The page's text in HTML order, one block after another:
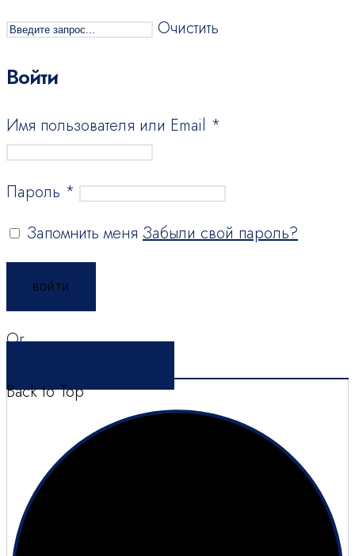
Очистить
Войти
Имя пользователя или Email *
Пароль *
Запомнить меня Забыли свой пароль?
ВОЙТИ
Or
Back to Top